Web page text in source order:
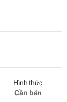
Hình thức
Cần bán